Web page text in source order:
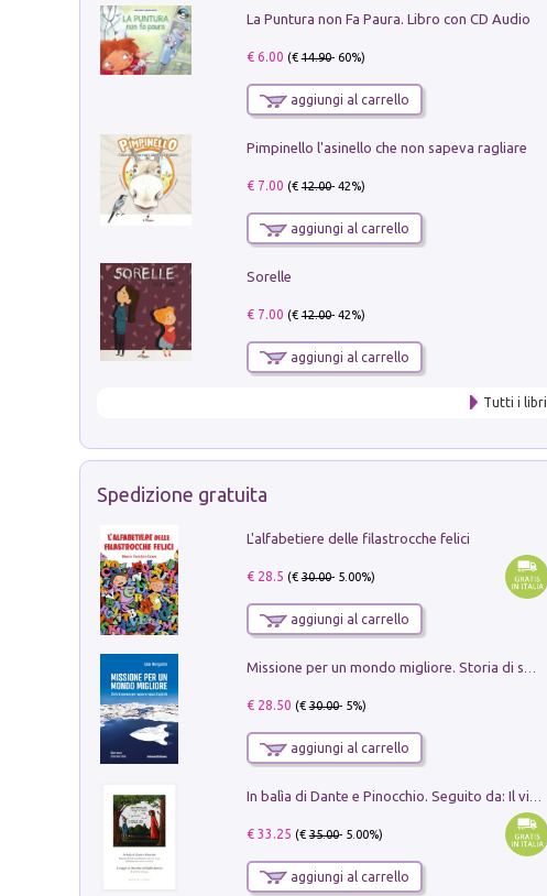
La Puntura non Fa Paura. Libro con CD Audio
€ 6.00 (€14.90- 60%)
aggiungi al carrello
Pimpinello l'asinello che non sapeva ragliare
€ 7.00 (€12.00- 42%)
aggiungi al carrello
Sorelle
€ 7.00 (€12.00- 42%)
aggiungi al carrello
Tutti i libri
Spedizione gratuita
L'alfabetiere delle filastrocche felici
€ 28.5 (€30.00- 5.00%)
aggiungi al carrello
€ 28.50 (€30.00- 5%)
aggiungi al carrello
€ 33.25 (€35.00- 5.00%)
aggiungi al carrello